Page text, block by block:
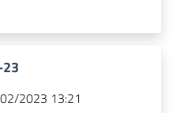
2023 13:21